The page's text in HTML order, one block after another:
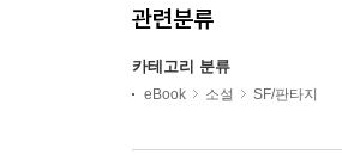
관련분류
카테고리 분류
eBook 소설 SF/판타지